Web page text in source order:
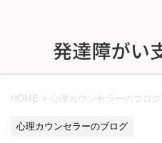
HOME > 心理カウンセラーのブログ
心理カウンセラーのブログ